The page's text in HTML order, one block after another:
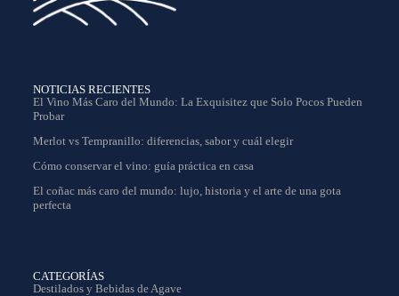
NOTICIAS RECIENTES
El Vino Más Caro del Mundo: La Exquisitez que Solo Pocos Pueden
Probar
Merlot vs Tempranillo: diferencias, sabor y cuál elegir
Cómo conservar el vino: guía práctica en casa
El coñac más caro del mundo: lujo, historia y el arte de una gota
perfecta
CATEGORÍAS
Destilados y Bebidas de Agave